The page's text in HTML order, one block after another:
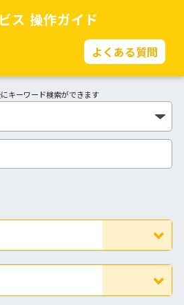
ス 操作ガイド
よくある質問
キーワード検索ができます